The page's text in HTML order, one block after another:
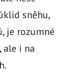
sněhu,
je rozumné
i na